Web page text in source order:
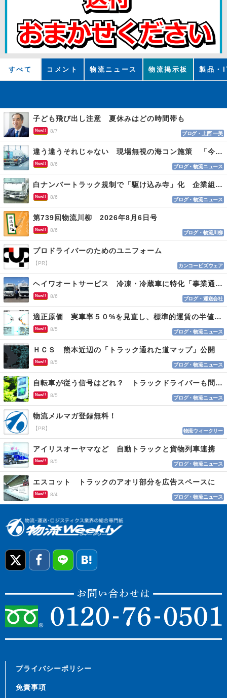
すべて コメント 物流ニュース 物流掲示板 製品・
子ども飛び出し注意 夏休みはどの時間帯も
New!! 8/7 ブログ・上西 一美
違う違うそれじゃない 現場無視の海コン施策 「今でも平均２～３時間は待つ」
New!! 8/6 ブログ・物流ニュース
白ナンバートラック規制で「駆け込み寺」化 企業組合が入会基準を見直しへ
New!! 8/6 ブログ・物流ニュース
第739回物流川柳 2026年8月6日号
New!! 8/6 ブログ・物流川柳
プロドライバーのためのユニフォーム
【PR】 カンコービズウェア
ヘイワオートサービス 冷凍・冷蔵車に特化「事業通じ貢献目指す」
New!! 8/6 ブログ・運送会社
適正原価 実車率５０%を見直し、標準的運賃の半値の恐れも
New!! 8/5 ブログ・物流ニュース
ＨＣＳ 熊本近辺の「トラック通れた道マップ」公開
New!! 8/5 ブログ・物流ニュース
自転車が従う信号はどれ？ トラックドライバーも問われる認識
New!! 8/5 ブログ・物流ニュース
物流メルマガ登録無料！
【PR】 物流ウィークリー
アイリスオーヤマなど 自動トラックと貨物列車連携
New!! 8/5 ブログ・物流ニュース
エスコット トラックのアオリ部分を広告スペースに
New!! 8/4 ブログ・物流ニュース
プライバシーポリシー
免責事項